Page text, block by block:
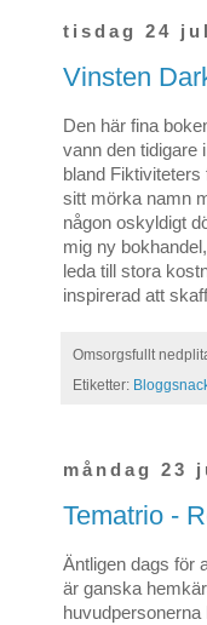
tisdag 24
Vinsten
Den här fina
vann den tidigare
bland Fiktiviteters
sitt mörka namn
någon oskyldigt
mig ny bokhandel,
leda till stora
inspirerad att
Omsorgsfullt
Etiketter:
måndag 23
Tematrio -
Äntligen dags för
är ganska
huvudpersonerna